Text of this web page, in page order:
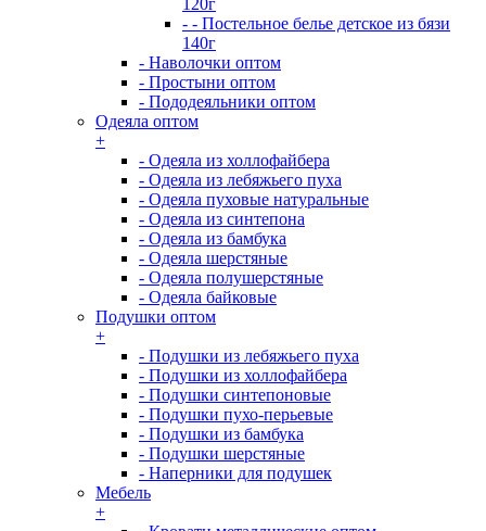
- - Постельное белье детское из бязи
140г
- Наволочки оптом
- Простыни оптом
- Пододеяльники оптом
Одеяла оптом
+
- Одеяла из холлофайбера
- Одеяла из лебяжьего пуха
- Одеяла пуховые натуральные
- Одеяла из синтепона
- Одеяла из бамбука
- Одеяла шерстяные
- Одеяла полушерстяные
- Одеяла байковые
Подушки оптом
+
- Подушки из лебяжьего пуха
- Подушки из холлофайбера
- Подушки синтепоновые
- Подушки пухо-перьевые
- Подушки из бамбука
- Подушки шерстяные
- Наперники для подушек
Мебель
+